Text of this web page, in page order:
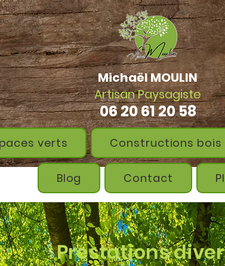
Michaël MOULIN
Artisan Paysagiste
06 20 61 20 58
verts Constructions bois
Blog Contact
Prestations